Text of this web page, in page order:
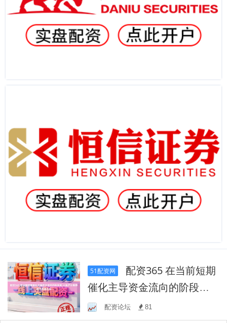
51配资网
催化主导资金流向的阶段里,
以账户长期存续为首要目标
配资论坛 81